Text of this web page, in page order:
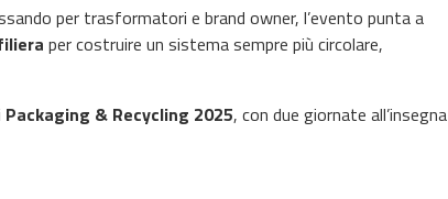
per trasformatori e brand owner, l’evento punta a
per costruire un sistema sempre più circolare,
Packaging & Recycling 2025, con due giornate all’insegna